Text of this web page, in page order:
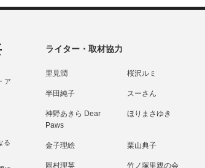
ライター・取材協力
里見潤 桜沢ルミ
半田純子 スーさん
神野あきら Dear
Paws
ほりまさゆき
金子理絵 栗山典子
岡村理英 竹ノ塚里親の会
ア
る